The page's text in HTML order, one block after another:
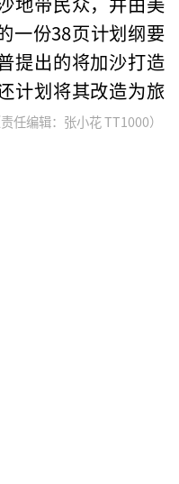
一份38页计划纲要
提出的将加沙打造
计划将其改造为旅
责任编辑：张小花 TT1000）